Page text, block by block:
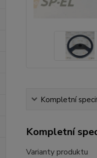
Kompletní
Kompletní
Varianty produktu